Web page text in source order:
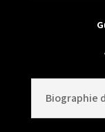
Biographie